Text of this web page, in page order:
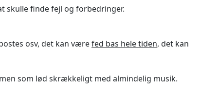
skulle finde fejl og forbedringer.
osv, det kan værefed bas hele tiden, det kan
som lød skrækkeligt med almindelig musik.